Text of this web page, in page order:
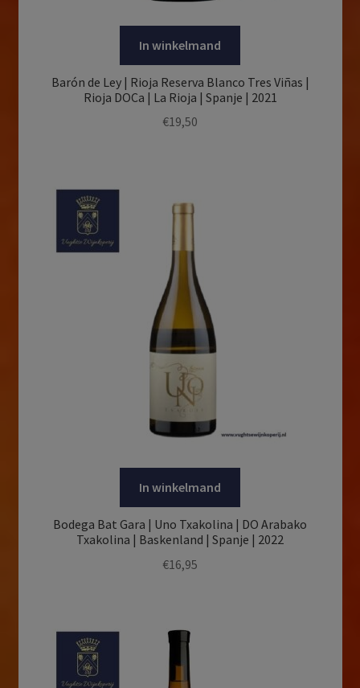
In winkelmand
Barón de Ley | Rioja Reserva Blanco Tres Viñas |
Rioja DOCa | La Rioja | Spanje | 2021
€19,50
In winkelmand
Bodega Bat Gara | Uno Txakolina | DO Arabako
Txakolina | Baskenland | Spanje | 2022
€16,95